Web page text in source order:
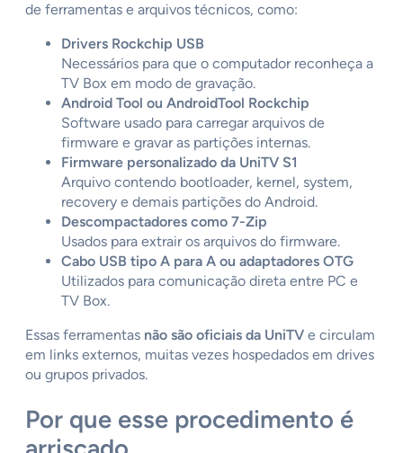
de ferramentas e arquivos técnicos, como:
Drivers Rockchip USB
Necessários para que o computador reconheça a
TV Box em modo de gravação.
Android Tool ou AndroidTool Rockchip
Software usado para carregar arquivos de
firmware e gravar as partições internas.
Firmware personalizado da UniTV S1
Arquivo contendo bootloader, kernel, system,
recovery e demais partições do Android.
Descompactadores como 7-Zip
Usados para extrair os arquivos do firmware.
Cabo USB tipo A para A ou adaptadores OTG
Utilizados para comunicação direta entre PC e
TV Box.
Essas ferramentas não são oficiais da UniTV e circulam
em links externos, muitas vezes hospedados em drives
ou grupos privados.
Por que esse procedimento é